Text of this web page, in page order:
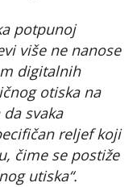
potpunoj
više ne nanose
digitalnih
otiska na
svaka
reljef koji
čime se postiže
utiska“.